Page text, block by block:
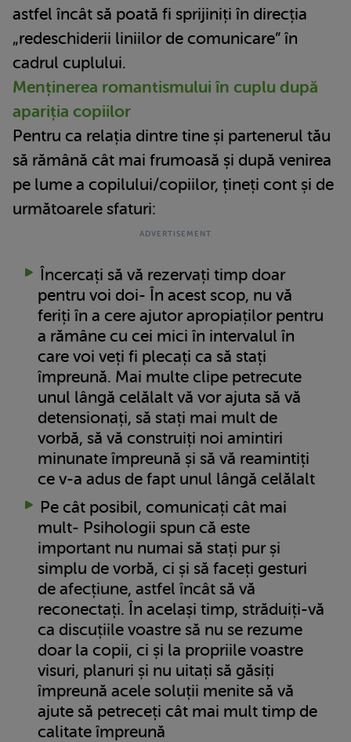
astfel încât să poată fi sprijiniți în direcția
„redeschiderii liniilor de comunicare” în
cadrul cuplului.
Menținerea romantismului în cuplu după
apariția copiilor
Pentru ca relația dintre tine și partenerul tău
să rămână cât mai frumoasă și după venirea
pe lume a copilului/copiilor, țineți cont și de
următoarele sfaturi:
Încercați să vă rezervați timp doar
pentru voi doi- În acest scop, nu vă
feriți în a cere ajutor apropiaților pentru
a rămâne cu cei mici în intervalul în
care voi veți fi plecați ca să stați
împreună. Mai multe clipe petrecute
unul lângă celălalt vă vor ajuta să vă
detensionați, să stați mai mult de
vorbă, să vă construiți noi amintiri
minunate împreună și să vă reamintiți
ce v-a adus de fapt unul lângă celălalt
Pe cât posibil, comunicați cât mai
mult- Psihologii spun că este
important nu numai să stați pur și
simplu de vorbă, ci și să faceți gesturi
de afecțiune, astfel încât să vă
reconectați. În același timp, străduiți-vă
ca discuțiile voastre să nu se rezume
doar la copii, ci și la propriile voastre
visuri, planuri și nu uitați să găsiți
împreună acele soluții menite să vă
ajute să petreceți cât mai mult timp de
calitate împreună